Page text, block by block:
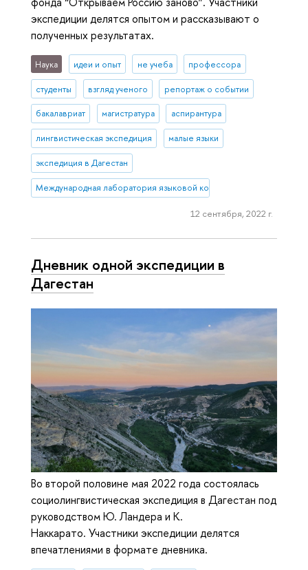
экспедиции делятся опытом и рассказывают о
полученных результатах.
Наука идеи и опыт не учеба профессора
студенты взгляд ученого репортаж о событии
бакалавриат магистратура аспирантура
лингвистическая экспедиция малые языки
экспедиция в Дагестан
Международная лаборатория языковой конвергенции
12 сентября, 2022 г.
Дневник одной экспедиции в
Дагестан
Во второй половине мая 2022 года состоялась
социолингвистическая экспедиция в Дагестан под
руководством Ю. Ландера и К.
Наккарато. Участники экспедиции делятся
впечатлениями в формате дневника.